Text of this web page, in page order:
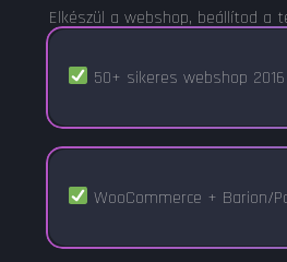
Elkészül a webshop, beállítod a
50+ sikeres webshop
WooCommerce + Barion/